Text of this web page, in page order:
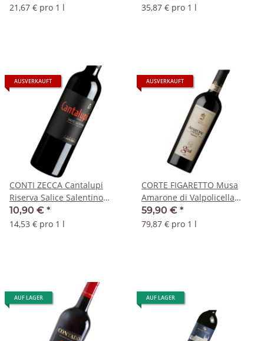
21,67 € pro 1 l
35,87 € pro 1 l
AUSVERKAUFT
CONTI ZECCA Cantalupi
Riserva Salice Salentino
2019 DOC
10,90 € *
14,53 € pro 1 l
AUSVERKAUFT
CORTE FIGARETTO Musa
Amarone di Valpolicella
59,90 € *
79,87 € pro 1 l
AUF LAGER AUF LAGER